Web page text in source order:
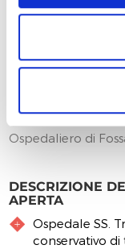
(invecchiamento
sollecitazioni
Trattasi di
Ospedaliero di
DESCRIZIONE
APERTA
Ospedale SS.
conservativo